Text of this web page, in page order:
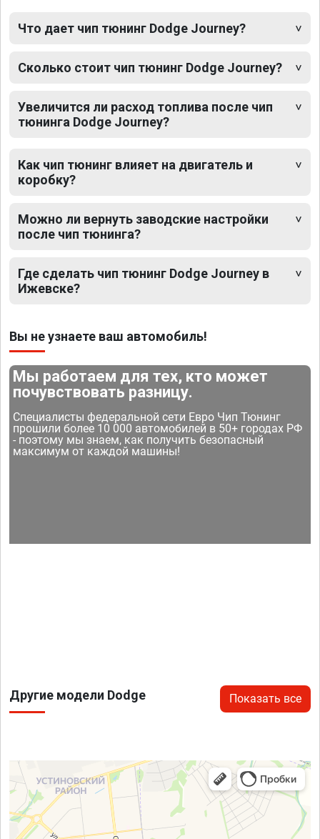
Что дает чип тюнинг Dodge Journey?
Сколько стоит чип тюнинг Dodge Journey?
Увеличится ли расход топлива после чип
тюнинга Dodge Journey?
Как чип тюнинг влияет на двигатель и
коробку?
Можно ли вернуть заводские настройки
после чип тюнинга?
Где сделать чип тюнинг Dodge Journey в
Ижевске?
Вы не узнаете ваш автомобиль!
Мы работаем для тех, кто может
почувствовать разницу.
Специалисты федеральной сети Евро Чип Тюнинг
прошили более 10 000 автомобилей в 50+ городах РФ
- поэтому мы знаем, как получить безопасный
максимум от каждой машины!
Другие модели Dodge Показать все